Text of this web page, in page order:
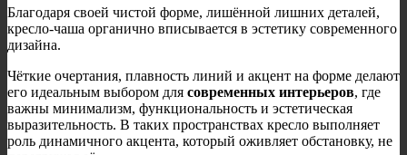
Благодаря своей чистой форме, лишённой лишних деталей,
кресло-чаша органично вписывается в эстетику современного
дизайна.
Чёткие очертания, плавность линий и акцент на форме делают
его идеальным выбором для современных интерьеров, где
важны минимализм, функциональность и эстетическая
выразительность. В таких пространствах кресло выполняет
роль динамичного акцента, который оживляет обстановку, не